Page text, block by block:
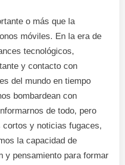
o más que la
móviles. En la era de
tecnológicos,
y contacto con
del mundo en tiempo
bombardean con
de todo, pero
y noticias fugaces,
la capacidad de
y pensamiento para formar